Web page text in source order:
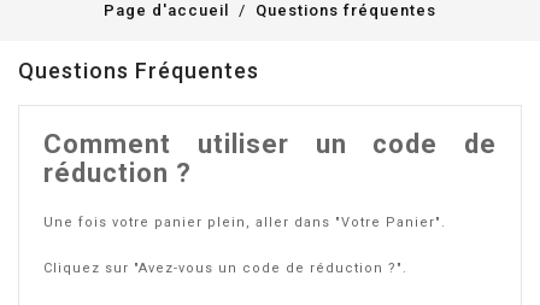
Page d'accueil Questions fréquentes
Questions Fréquentes
Comment utiliser un code de
réduction ?
Une fois votre panier plein, aller dans "Votre Panier".
Cliquez sur "Avez-vous un code de réduction ?".